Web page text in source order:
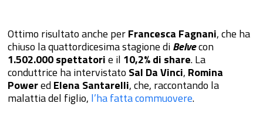
Ottimo risultato anche perFrancesca Fagnani, che ha
chiuso la quattordicesima stagione diBelvecon
1.502.000 spettatorie il 10,2% di share. La
conduttrice ha intervistato Sal Da Vinci, Romina
PoweredElena Santarelli, che, raccontando la
malattia del figlio, l’ha fatta commuovere.